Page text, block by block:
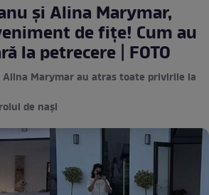
și Alina Marymar,
de fițe! Cum au
la petrecere | FOTO
Alina Marymar au atras toate privirile la
de nași